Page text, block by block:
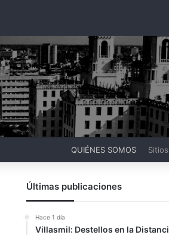
QUIÉNES SOMOS
Últimas publicaciones
Hace 1 día
Villasmil: Destellos en la